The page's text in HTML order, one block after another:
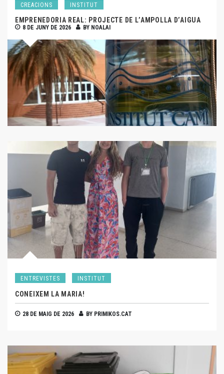
CREACIONS INSTITUT
EMPRENEDORIA REAL: PROJECTE DE L’AMPOLLA D’AIGUA
8 DE JUNY DE 2026 BY NOALAI
ENTREVISTES INSTITUT
CONEIXEM LA MARIA!
28 DE MAIG DE 2026 BY PRIMIKOS.CAT